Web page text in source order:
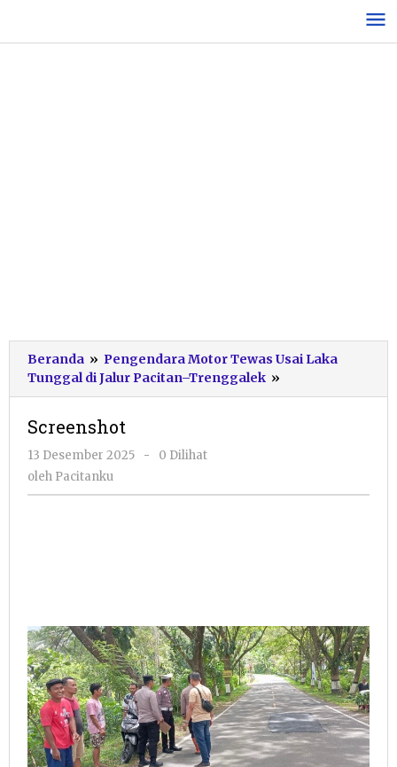
konten
Beranda » Pengendara Motor Tewas Usai Laka
Tunggal di Jalur Pacitan–Trenggalek »
Screenshot
13 Desember 2025
oleh
-
0 Dilihat
oleh Pacitanku